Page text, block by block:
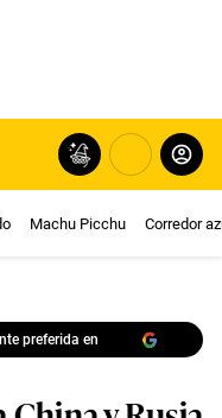
Machu Picchu Corredor
preferida en